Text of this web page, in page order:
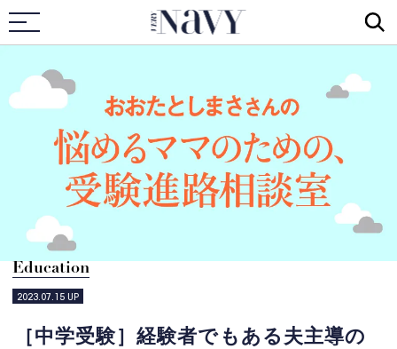
VERY NAVY
Education
2023.07.15 UP
［中学受験］経験者でもある夫主導の